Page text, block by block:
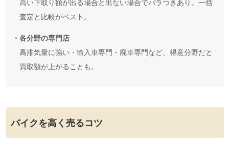
査定と比較がベスト。
・各分野の専門店
高排気量に強い・輸入車専門・廃車専門など、得意分野だと
買取額が上がることも。
バイクを高く売るコツ